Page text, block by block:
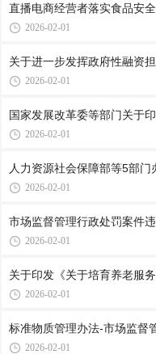
直播电商经营者落实食品安
2026-02-01
关于进一步发挥政府性融资
2026-02-01
国家发展改革委等部门关于
2026-02-01
人力资源社会保障部等5部
2026-02-01
市场监督管理行政处罚案件
2026-02-01
关于印发《关于培育养老服
2026-02-01
标准物质管理办法-市场监督
2026-02-01